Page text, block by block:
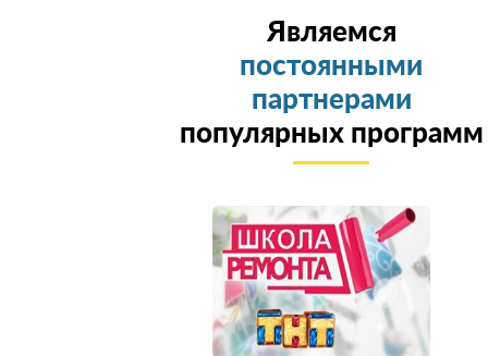
Являемся
постоянными
партнерами
популярных программ